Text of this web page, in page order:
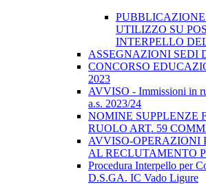
UTILIZZO SU
INTERPELLO
ASSEGNAZIONI SEDI
CONCORSO
2023
AVVISO - Immissioni in
a.s. 2023/24
NOMINE SUPPLENZE
RUOLO ART. 59
AVVISO-OPERAZIONI
AL RECLUTAMENTO
Procedura Interpello per
D.S.GA. IC Vado Ligure